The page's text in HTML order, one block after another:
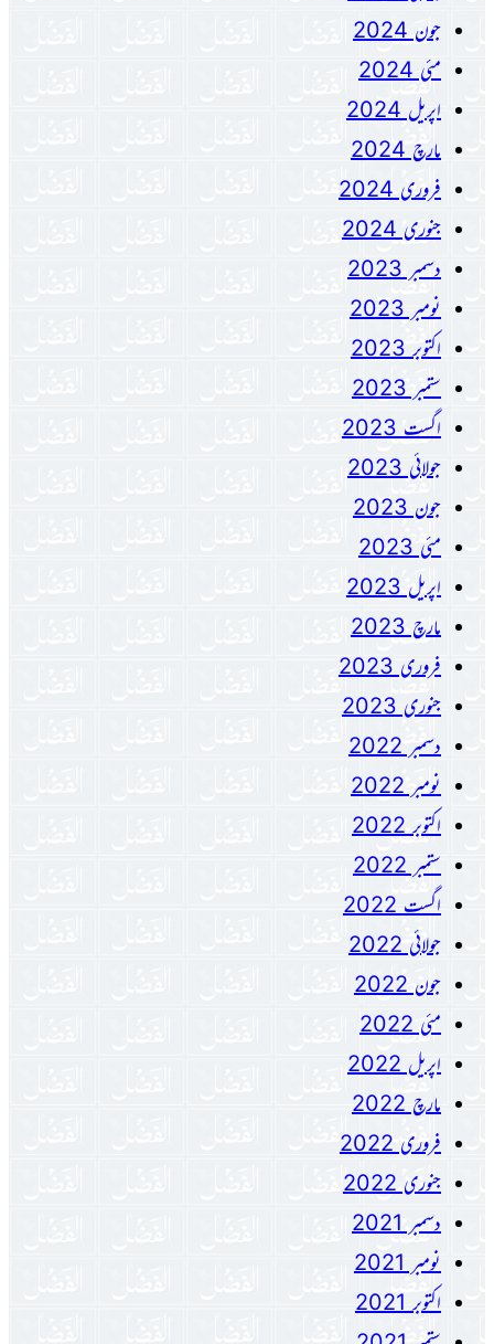
جون 2024
مئی 2024
اپریل 2024
مارچ 2024
فروری 2024
جنوری 2024
دسمبر 2023
نومبر 2023
اکتوبر 2023
ستمبر 2023
اگست 2023
جولائی 2023
جون 2023
مئی 2023
اپریل 2023
مارچ 2023
فروری 2023
جنوری 2023
دسمبر 2022
نومبر 2022
اکتوبر 2022
ستمبر 2022
اگست 2022
جولائی 2022
جون 2022
مئی 2022
اپریل 2022
مارچ 2022
فروری 2022
جنوری 2022
دسمبر 2021
نومبر 2021
اکتوبر 2021